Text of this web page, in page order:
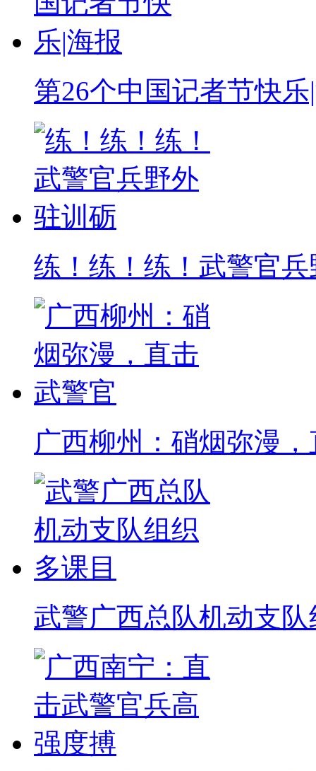
第26个中国记者节快乐
练！练！练！武警官
广西柳州：硝烟弥漫
武警广西总队机动支